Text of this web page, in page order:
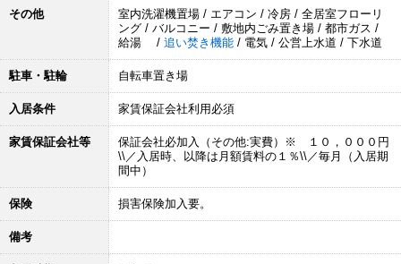
その他
室内洗濯機置場 / エアコン / 冷房 / 全居室フローリ
ング / バルコニー / 敷地内ごみ置き場 / 都市ガス /
給湯 / 追い焚き機能 / 電気 / 公営上水道 / 下水道
駐車・駐輪 自転車置き場
入居条件 家賃保証会社利用必須
家賃保証会社等
保証会社必加入（その他:実費）※ １０，０００円
\\／入居時、以降は月額賃料の１％\\／毎月（入居期
間中）
保険 損害保険加入要。
備考